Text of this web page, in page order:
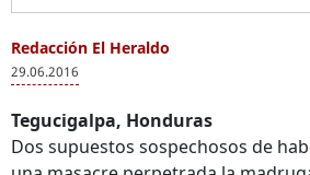
Redacción El Heraldo
29.06.2016
Tegucigalpa, Honduras
Dos supuestos sospechosos de